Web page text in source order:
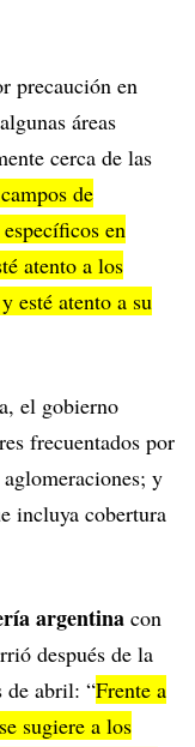
precaución en
áreas
cerca de las
de
en
atento a los
esté atento a su
el gobierno
frecuentados por
y
incluya cobertura
argentina con
después de la
de abril: “Frente a
sugiere a los